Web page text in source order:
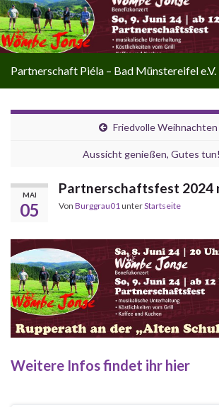
Partnerschaft Piéla – Bad Münstereifel e.V.
Friedvolle Weihnachten
Aussicht genießen, Gutes tun!
MAI
05
Partnerschaftsfest 2024
Von Burggrau01 unterStartseite
Weitere Infos findet ihr hier